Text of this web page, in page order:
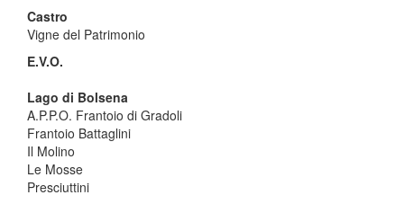
Castro
Vigne del Patrimonio
E.V.O.
Lago di Bolsena
A.P.P.O. Frantoio di Gradoli
Frantoio Battaglini
Il Molino
Le Mosse
Presciuttini